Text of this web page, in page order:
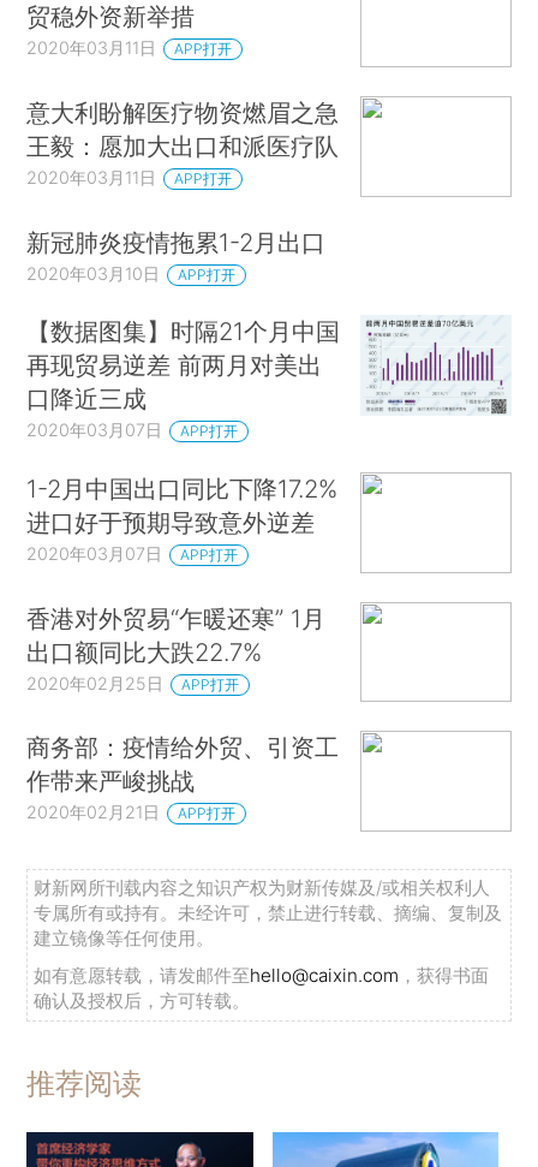
贸稳外资新举措
2020年03月11日 APP打开
意大利盼解医疗物资燃眉之急
王毅：愿加大出口和派医疗队
2020年03月11日 APP打开
新冠肺炎疫情拖累1-2月出口
2020年03月10日 APP打开
【数据图集】时隔21个月中国
再现贸易逆差 前两月对美出
口降近三成
2020年03月07日 APP打开
1-2月中国出口同比下降17.2%
进口好于预期导致意外逆差
2020年03月07日 APP打开
香港对外贸易“乍暖还寒” 1月
出口额同比大跌22.7%
2020年02月25日 APP打开
商务部：疫情给外贸、引资工
作带来严峻挑战
2020年02月21日 APP打开
财新网所刊载内容之知识产权为财新传媒及/或相关权利人
专属所有或持有。未经许可，禁止进行转载、摘编、复制及
建立镜像等任何使用。
如有意愿转载，请发邮件至hello@caixin.com ，获得书面
确认及授权后，方可转载。
推荐阅读